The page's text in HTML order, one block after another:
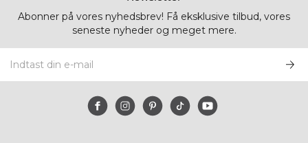
Abonner på vores nyhedsbrev! Få eksklusive tilbud, vores
seneste nyheder og meget mere.